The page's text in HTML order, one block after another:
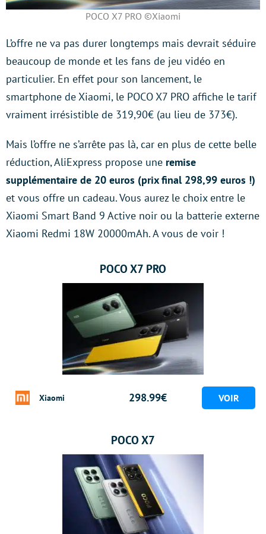
POCO X7 PRO ©Xiaomi
L’offre ne va pas durer longtemps mais devrait séduire
beaucoup de monde et les fans de jeu vidéo en
particulier. En effet pour son lancement, le
smartphone de Xiaomi, le POCO X7 PRO affiche le tarif
vraiment irrésistible de 319,90€ (au lieu de 373€).
Mais l’offre ne s’arrête pas là, car en plus de cette belle
réduction, AliExpress propose une remise
supplémentaire de 20 euros (prix final 298,99 euros !)
et vous offre un cadeau. Vous aurez le choix entre le
Xiaomi Smart Band 9 Active noir ou la batterie externe
Xiaomi Redmi 18W 20000mAh. A vous de voir !
POCO X7 PRO
Xiaomi 298.99€
POCO X7